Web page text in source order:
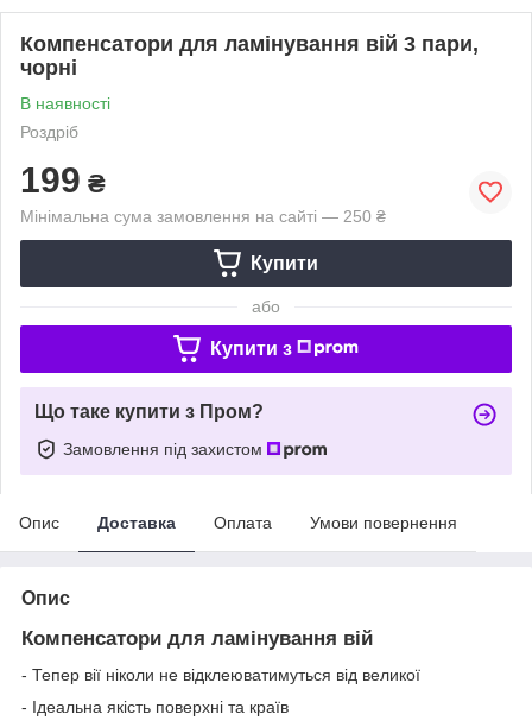
Компенсатори для ламінування вій 3 пари,
чорні
В наявності
Роздріб
199 ₴
Мінімальна сума замовлення на сайті — 250 ₴
Купити
або
Купити з
Що таке купити з Пром?
Замовлення під захистом
Опис Доставка Оплата Умови повернення
Опис
Компенсатори для ламінування вій
- Тепер вії ніколи не відклеюватимуться від великої
- Ідеальна якість поверхні та країв